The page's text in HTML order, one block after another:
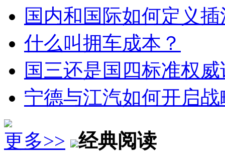
国内和国际如何定义
什么叫拥车成本？
国三还是国四标准权
宁德与江汽如何开启
更多>>
经典阅读